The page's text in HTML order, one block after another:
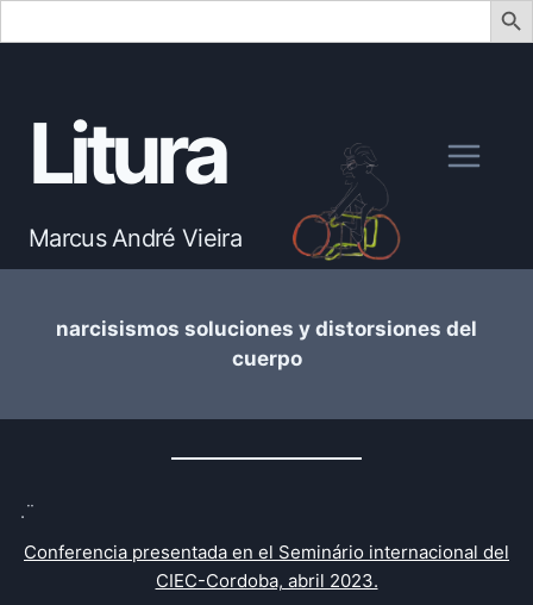
Search
contentLitura
Marcus André Vieira
narcisismos soluciones y distorsiones del
cuerpo
.¨
Conferencia presentada en el Seminário internacional del
CIEC-Cordoba, abril 2023.